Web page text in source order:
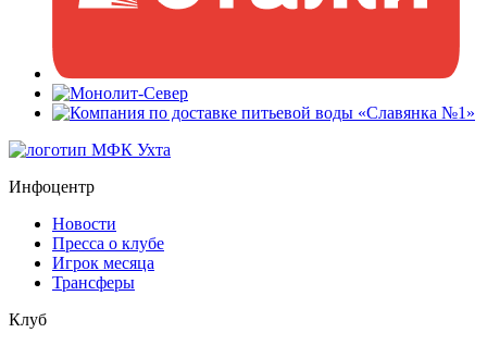
Инфоцентр
Новости
Пресса о клубе
Игрок месяца
Трансферы
Клуб